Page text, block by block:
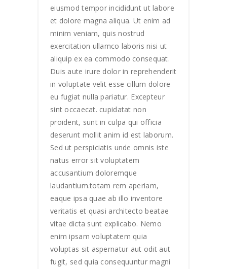
eiusmod tempor incididunt ut labore
et dolore magna aliqua. Ut enim ad
minim veniam, quis nostrud
exercitation ullamco laboris nisi ut
aliquip ex ea commodo consequat.
Duis aute irure dolor in reprehenderit
in voluptate velit esse cillum dolore
eu fugiat nulla pariatur. Excepteur
sint occaecat. cupidatat non
proident, sunt in culpa qui officia
deserunt mollit anim id est laborum.
Sed ut perspiciatis unde omnis iste
natus error sit voluptatem
accusantium doloremque
laudantium.totam rem aperiam,
eaque ipsa quae ab illo inventore
veritatis et quasi architecto beatae
vitae dicta sunt explicabo. Nemo
enim ipsam voluptatem quia
voluptas sit aspernatur aut odit aut
fugit, sed quia consequuntur magni